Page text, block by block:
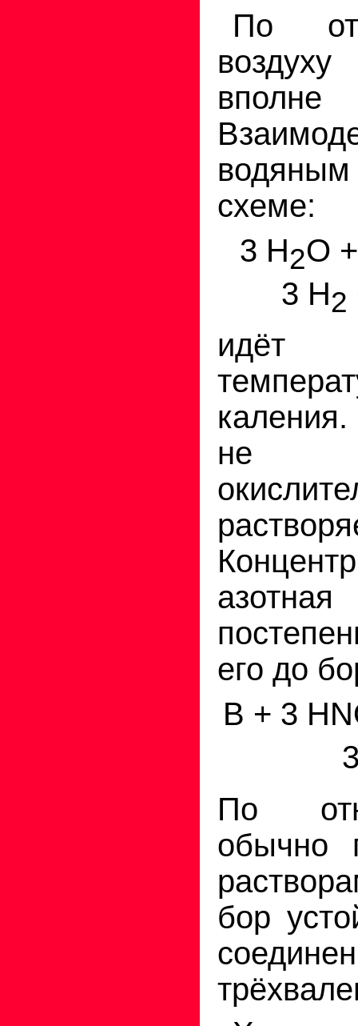
По
схеме:
3 Н2О
3 Н2
идёт
не
его до
В + 3
По
обычно
бор